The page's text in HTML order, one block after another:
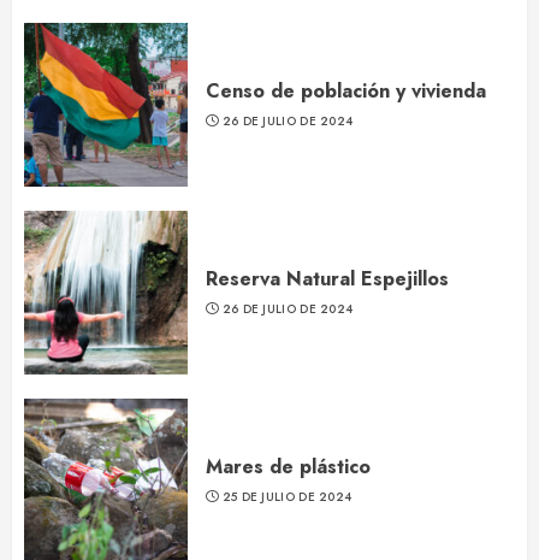
Censo de población y vivienda
26 DE JULIO DE 2024
Reserva Natural Espejillos
26 DE JULIO DE 2024
Mares de plástico
25 DE JULIO DE 2024